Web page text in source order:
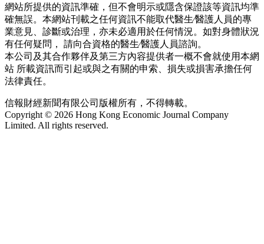
網站所提供的資訊準確，但不會明示或隱含保證該等資訊均準
確無誤。本網站刊載之任何資訊不能取代醫生∕醫護人員的專
業意見、診斷或治理，亦未必適用於任何情況。如對身體狀況
有任何疑問， 請向合資格的醫生∕醫護人員諮詢。
本公司及其合作夥伴及第三方內容提供者一概不會就使用本網
站 所載資訊而引起或與之有關的申索、損失或損害承擔任何
法律責任。
信報財經新聞有限公司版權所有，不得轉載。
Copyright © 2026 Hong Kong Economic Journal Company
Limited. All rights reserved.